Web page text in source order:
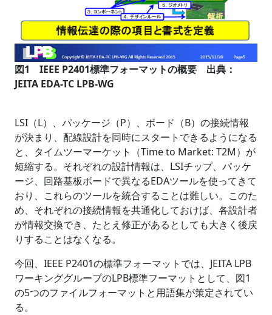
図1 IEEE P2401標準フォーマットの概要 出典：
JEITA EDA-TC LPB-WG
LSI（L）、パッケージ（P）、ボード（B）の接続情報
が決まり、配線設計を同時にスタートできるようになる
と、タイムツーマーケット（Time to Market: T2M）が
短縮する。それぞれの設計情報は、LSIチップ、パッケ
ージ、回路基板ボードで異なるEDAツールを使ってきて
おり、これらのツールを統合することは難しい。このた
め、それぞれの接続情報を共通化しておけば、各設計者
が情報交換でき、たとえ修正があるとしても大きく後戻
りすることはなくなる。
今回、IEEE P2401の標準フォーマットでは、JEITA LPB
ワーキンググループのLPB標準フーマットとして、図1
の5つのファイルフォーマットと用語集が策定されてい
る。